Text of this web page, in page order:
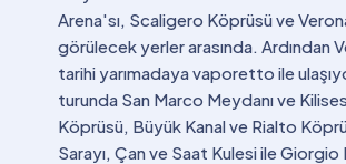
Arena'sı, Scaligero Köprüsü ve
görülecek yerler arasında. Ardından
tarihi yarımadaya vaporetto ile
turunda San Marco Meydanı ve
Köprüsü, Büyük Kanal ve Rialto
Sarayı, Çan ve Saat Kulesi ile